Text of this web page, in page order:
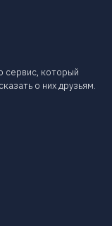
сервис, который
о них друзьям.